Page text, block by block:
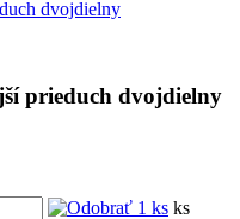
prieduch dvojdielny
ks